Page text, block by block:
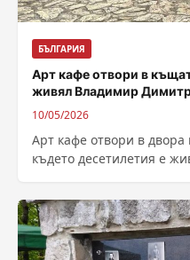
БЪЛГАРИЯ
Арт кафе отвори в
живял Владимир
10/05/2026
Арт кафе отвори в
където десетилетия е
има...